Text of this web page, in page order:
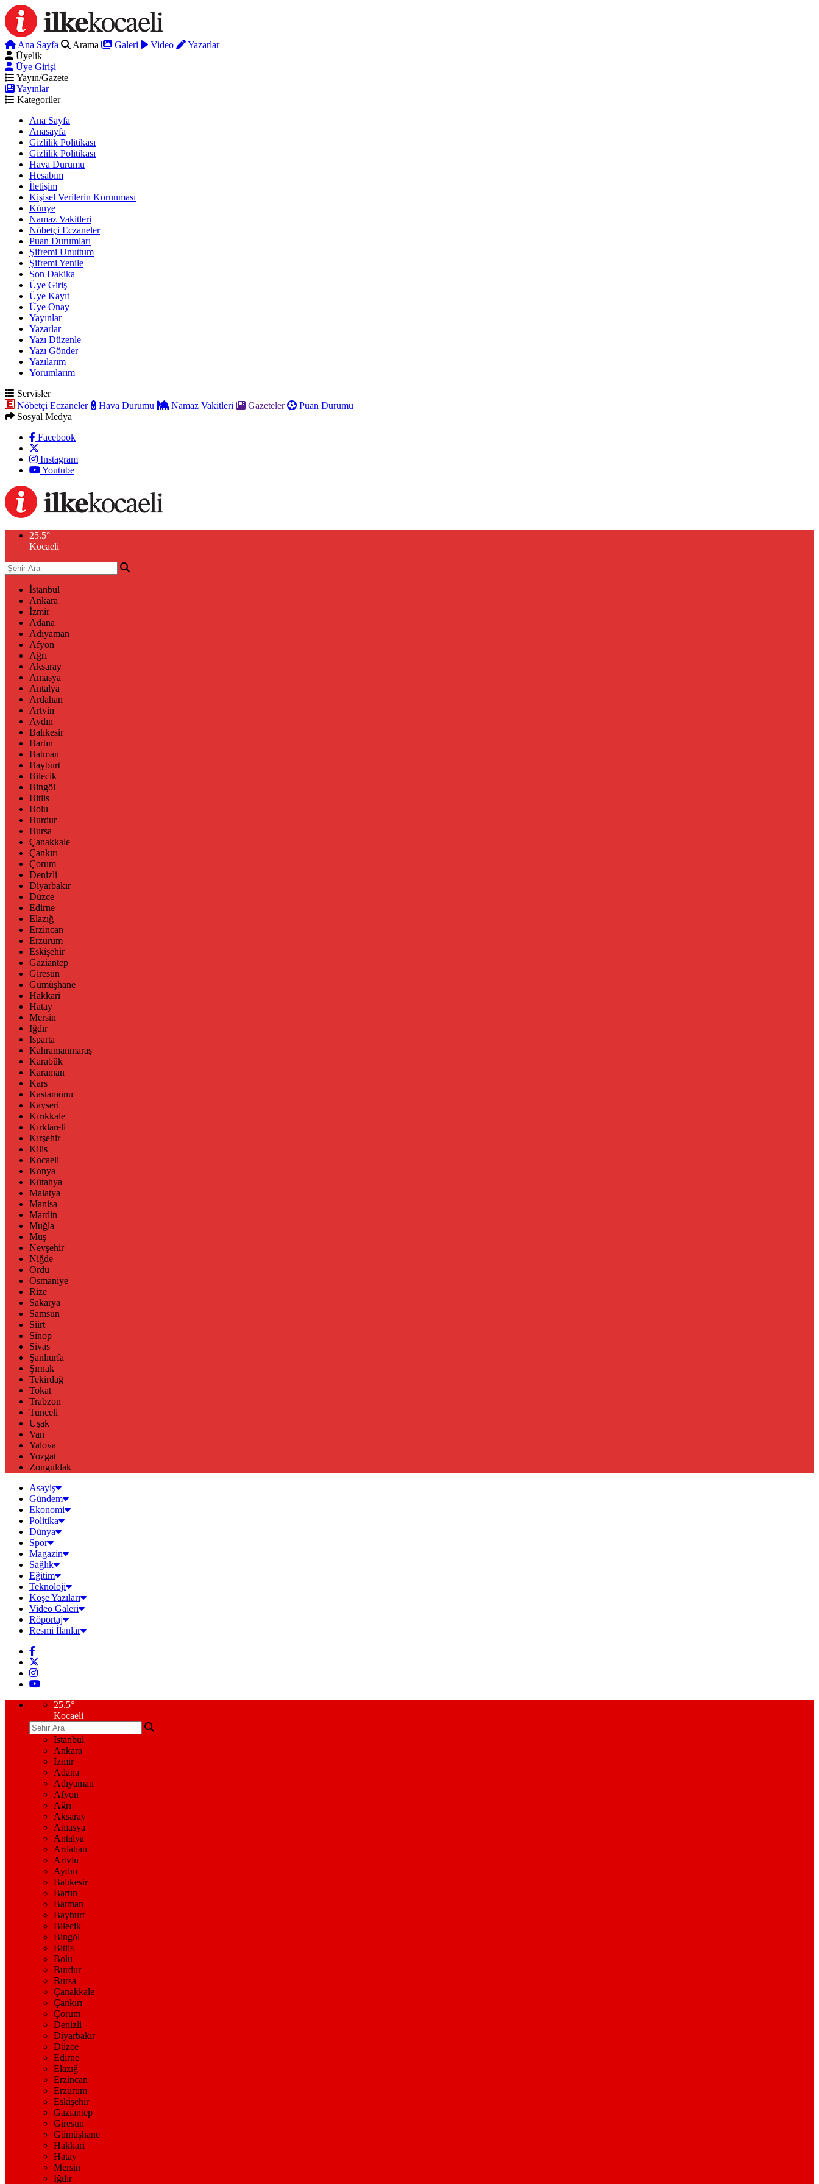
Ana Sayfa Arama Galeri Video
Yazarlar
Üyelik
Üye Girişi
Yayın/Gazete
Yayınlar
Kategoriler
Ana Sayfa
Anasayfa
Gizlilik Politikası
Gizlilik Politikası
Hava Durumu
Hesabım
İletişim
Kişisel Verilerin Korunması
Künye
Namaz Vakitleri
Nöbetçi Eczaneler
Puan Durumları
Şifremi Unuttum
Şifremi Yenile
Son Dakika
Üye Giriş
Üye Kayıt
Üye Onay
Yayınlar
Yazarlar
Yazı Düzenle
Yazı Gönder
Yazılarım
Yorumlarım
Servisler
Nöbetçi Eczaneler
Hava Durumu Namaz Vakitleri Gazeteler
Puan Durumu
Sosyal Medya
Facebook
Instagram
Youtube
25.5°
Kocaeli
İstanbul
Ankara
İzmir
Adana
Adıyaman
Afyon
Ağrı
Aksaray
Amasya
Antalya
Ardahan
Artvin
Aydın
Balıkesir
Bartın
Batman
Bayburt
Bilecik
Bingöl
Bitlis
Bolu
Burdur
Bursa
Çanakkale
Çankırı
Çorum
Denizli
Diyarbakır
Düzce
Edirne
Elazığ
Erzincan
Erzurum
Eskişehir
Gaziantep
Giresun
Gümüşhane
Hakkari
Hatay
Mersin
Iğdır
Isparta
Kahramanmaraş
Karabük
Karaman
Kars
Kastamonu
Kayseri
Kırıkkale
Kırklareli
Kırşehir
Kilis
Kocaeli
Konya
Kütahya
Malatya
Manisa
Mardin
Muğla
Muş
Nevşehir
Niğde
Ordu
Osmaniye
Rize
Sakarya
Samsun
Siirt
Sinop
Sivas
Şanlıurfa
Şırnak
Tekirdağ
Tokat
Trabzon
Tunceli
Uşak
Van
Yalova
Yozgat
Zonguldak
Asayiş
Gündem
Ekonomi
Politika
Dünya
Spor
Magazin
Sağlık
Eğitim
Teknoloji
Köşe Yazıları
Video Galeri
Röportaj
Resmi İlanlar
25.5°
Kocaeli
İstanbul
Ankara
İzmir
Adana
Adıyaman
Afyon
Ağrı
Aksaray
Amasya
Antalya
Ardahan
Artvin
Aydın
Balıkesir
Bartın
Batman
Bayburt
Bilecik
Bingöl
Bitlis
Bolu
Burdur
Bursa
Çanakkale
Çankırı
Çorum
Denizli
Diyarbakır
Düzce
Edirne
Elazığ
Erzincan
Erzurum
Eskişehir
Gaziantep
Giresun
Gümüşhane
Hakkari
Hatay
Mersin
Iğdır